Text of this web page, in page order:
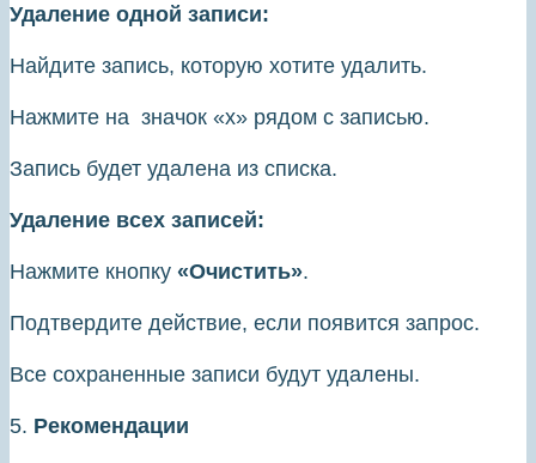
Удаление одной записи:
Найдите запись, которую хотите удалить.
Нажмите на значок «х» рядом с записью.
Запись будет удалена из списка.
Удаление всех записей:
Нажмите кнопку «Очистить».
Подтвердите действие, если появится запрос.
Все сохраненные записи будут удалены.
5. Рекомендации